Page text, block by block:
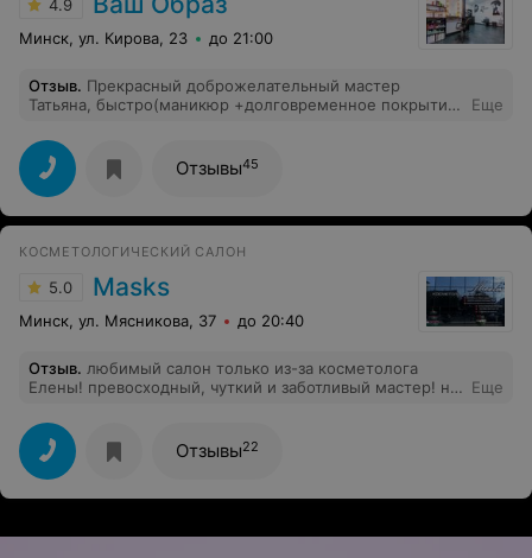
4.9
Минск, ул. Кирова, 23 до 21:00
Отзыв. Прекрасный доброжелательный мастер
Татьяна, быстро(маникюр +долговременное покрытие
ваш профессионализм
Еще
Отзывы45
КОСМЕТОЛОГИЧЕСКИЙ САЛОН
5.0 Masks
Минск, ул. Мясникова, 37 до 20:40
Отзыв. любимый салон только из-за косметолога
Елены! превосходный, чуткий и заботливый мастер! но
для салона выделены 4 места. каждый раз все заняты,
а в салоне кроме меня только один человек, я
специально уточняю. а на первое место становиться
нельзя (!!!). я хожу в салон в будние дни, на Мясникова
в это время найти место для машины очень тяжело.
новый салон, т.к. тратить 20 минут на парковку я не
Еще
Отзывы22